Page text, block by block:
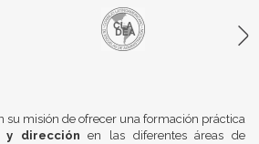
su misión de ofrecer una formación práctica
y dirección en las diferentes áreas de